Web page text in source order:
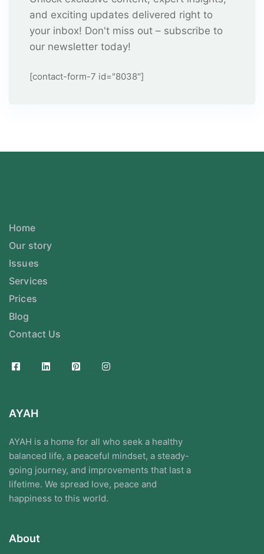
and exciting updates delivered right to
your inbox! Don't miss out – subscribe to
our newsletter today!
[contact-form-7 id="8038"]
Home
Our story
Issues
Services
Prices
Blog
Contact Us
AYAH
AYAH is a home for all who seek a healthy
balanced life, a peaceful mindset, a steady-
going journey, and improvements that last a
lifetime. We spread love, peace and
happiness to this world.
About